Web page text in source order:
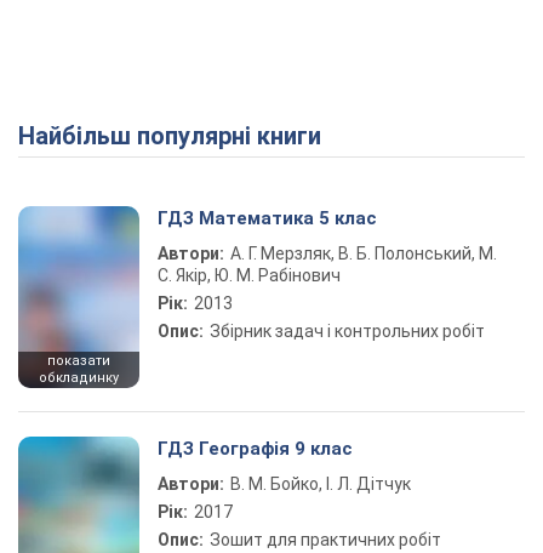
Найбільш популярні книги
показати
обкладинку
ГДЗ Математика 5 клас
Автори: А. Г. Мерзляк, В. Б. Полонський, М.
С. Якір, Ю. М. Рабінович
Рік: 2013
Опис: Збірник задач і контрольних робіт
ГДЗ Географія 9 клас
Автори: В. М. Бойко, І. Л. Дітчук
Рік: 2017
Опис: Зошит для практичних робіт